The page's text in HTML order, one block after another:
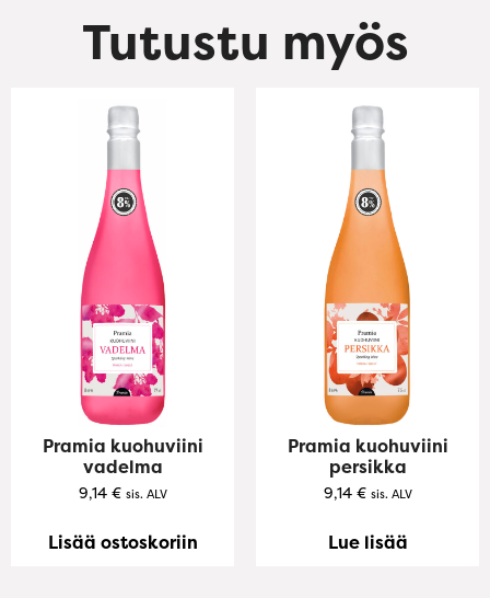
Tutustu myös
Pramia kuohuviini
vadelma
9,14 € sis. ALV
Lisää ostoskoriin
Pramia kuohuviini
persikka
9,14 € sis. ALV
Lue lisää